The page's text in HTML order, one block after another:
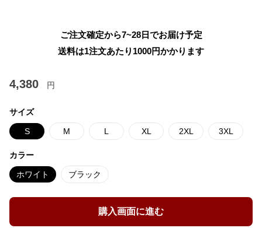
ご注文確定から7~28日でお届け予定
送料は1注文あたり 1000円かかります
4,380 円
サイズ
S M L XL 2XL 3XL
カラー
ホワイト ブラック
購入画面に進む